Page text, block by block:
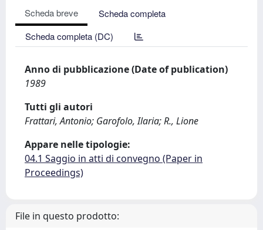
Scheda breve
Scheda completa
Scheda completa (DC)
Anno di pubblicazione (Date of publication)
1989
Tutti gli autori
Frattari, Antonio; Garofolo, Ilaria; R., Lione
Appare nelle tipologie:
04.1 Saggio in atti di convegno (Paper in
Proceedings)
File in questo prodotto: